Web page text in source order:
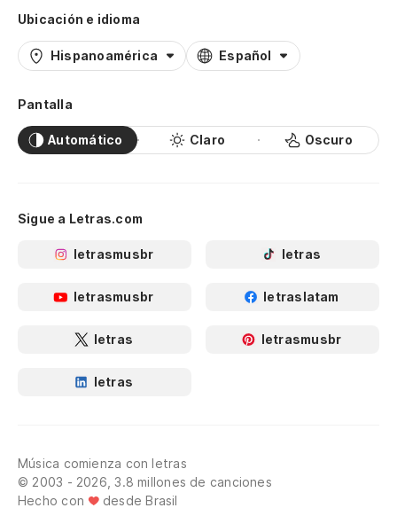
Ubicación e idioma
Hispanoamérica Español
Pantalla
Automático Claro Oscuro
Sigue a Letras.com
letrasmusbr letras
letrasmusbr letraslatam
letras letrasmusbr
letras
Música comienza con letras
© 2003 - 2026, 3.8 millones de canciones
Hecho con
desde Brasil